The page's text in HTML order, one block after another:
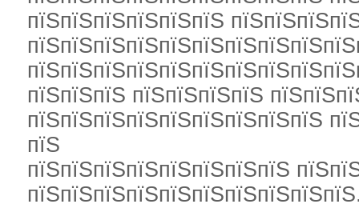
пїЅпїЅпїЅпїЅпїЅпїЅ
пїЅпїЅпїЅ пїЅпїЅпїЅпїЅ
пїЅпїЅпїЅпїЅпїЅпїЅпїЅпїЅпїЅ
пїЅ
пїЅпїЅпїЅпїЅпїЅпїЅпїЅпїЅ